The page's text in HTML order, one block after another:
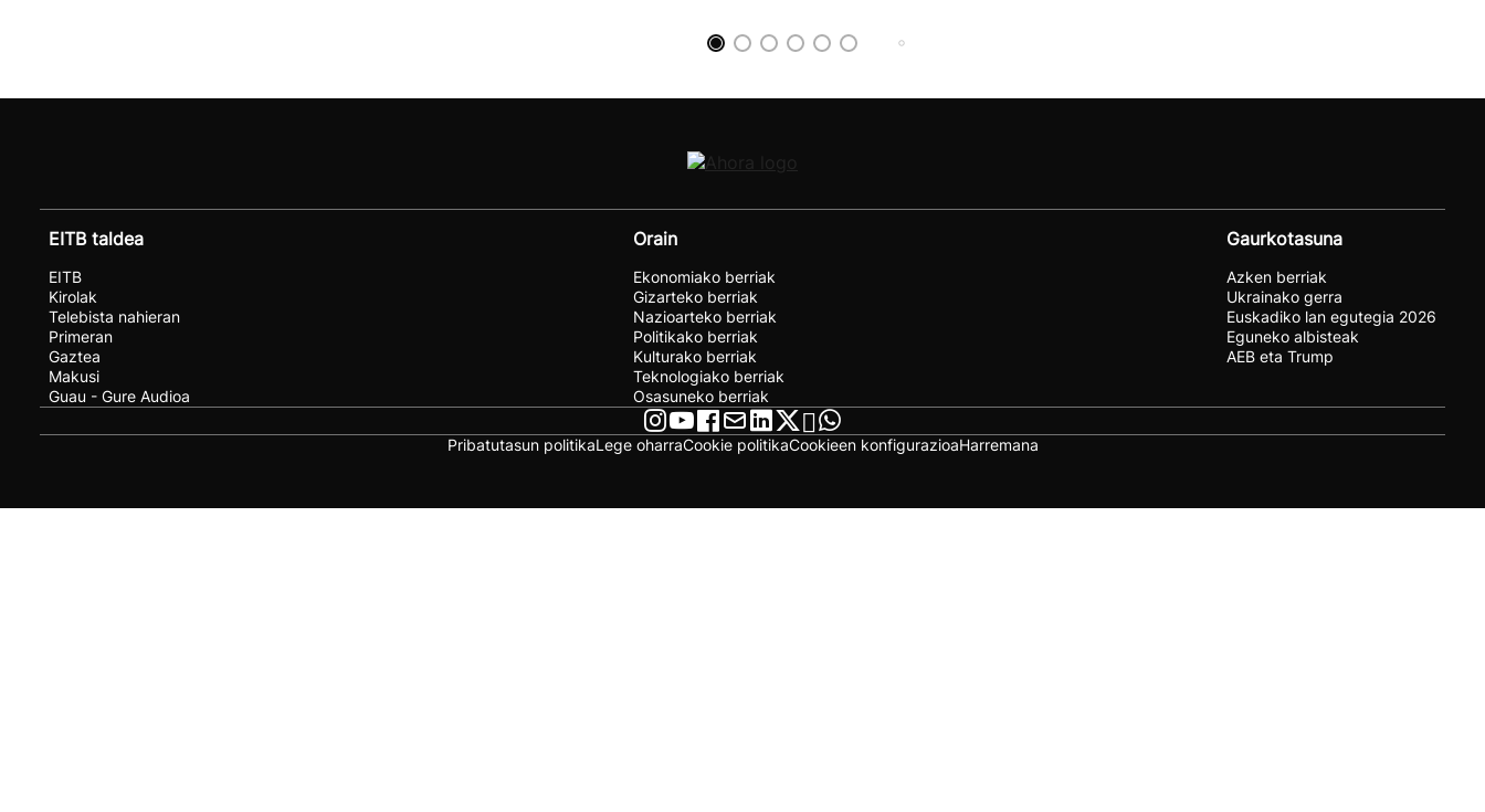
EITB taldea
EITB
Kirolak
Telebista nahieran
Primeran
Gaztea
Makusi
Guau - Gure Audioa
Orain
Ekonomiako berriak
Gizarteko berriak
Nazioarteko berriak
Politikako berriak
Kulturako berriak
Teknologiako berriak
Osasuneko berriak
Gaurkotasuna
Azken berriak
Ukrainako gerra
Euskadiko lan egutegia 2026
Eguneko albisteak
AEB eta Trump
Pribatutasun politikaLege oharraCookie politikaCookieen konfigurazioaHarremana